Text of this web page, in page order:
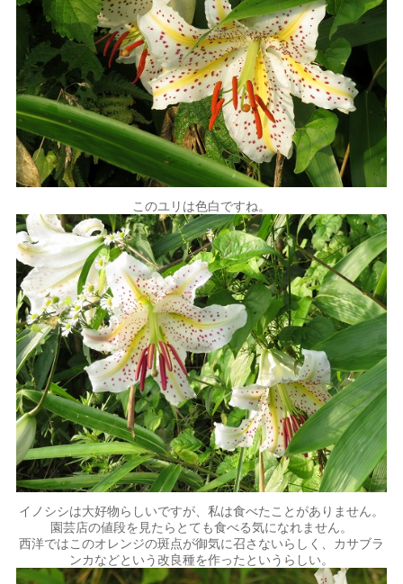
このユリは色白ですね。
イノシシは大好物らしいですが、私は食べたことがありません。
園芸店の値段を見たらとても食べる気になれません。
西洋ではこのオレンジの斑点が御気に召さないらしく、カサブラ
ンカなどという改良種を作ったというらしい。